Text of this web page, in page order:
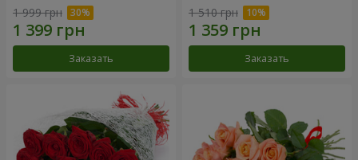
1 999 грн
Заказать
1 510 грн
Заказать